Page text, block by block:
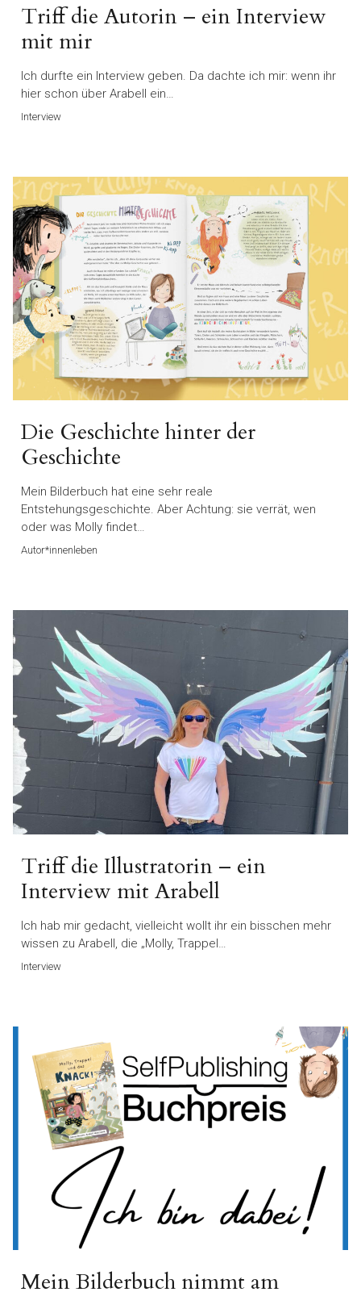
Triff die Autorin – ein Interview
mit mir
Ich durfte ein Interview geben. Da dachte ich mir: wenn ihr
hier schon über Arabell ein…
Interview
Die Geschichte hinter der
Geschichte
Mein Bilderbuch hat eine sehr reale
Entstehungsgeschichte. Aber Achtung: sie verrät, wen
oder was Molly findet…
Autor*innenleben
Triff die Illustratorin – ein
Interview mit Arabell
Ich hab mir gedacht, vielleicht wollt ihr ein bisschen mehr
wissen zu Arabell, die „Molly, Trappel…
Interview
Mein Bilderbuch nimmt am